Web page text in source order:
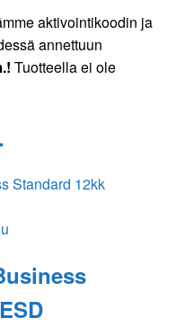
aktivointikoodin ja
annettuun
Tuotteella ei ole